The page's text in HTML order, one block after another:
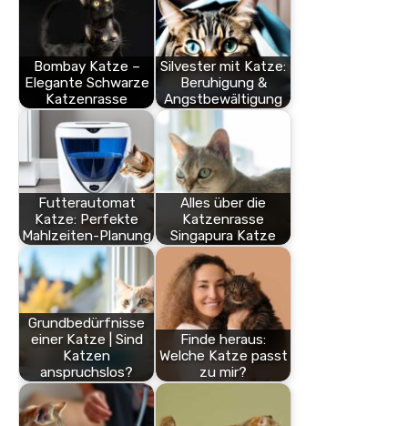
Bombay Katze –
Elegante Schwarze
Katzenrasse
Silvester mit Katze:
Beruhigung &
Angstbewältigung
Futterautomat
Katze: Perfekte
Mahlzeiten-Planung
Alles über die
Katzenrasse
Singapura Katze
Grundbedürfnisse
einer Katze | Sind
Katzen
anspruchslos?
Finde heraus:
Welche Katze passt
zu mir?